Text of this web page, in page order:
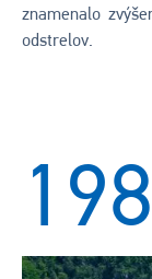
znamenalo
odstrelov.